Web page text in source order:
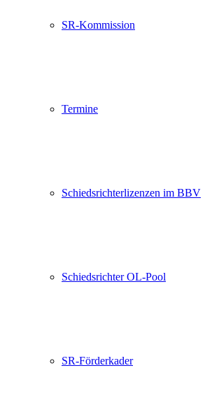
SR-Kommission
Termine
Schiedsrichterlizenzen im BBV
Schiedsrichter OL-Pool
SR-Förderkader